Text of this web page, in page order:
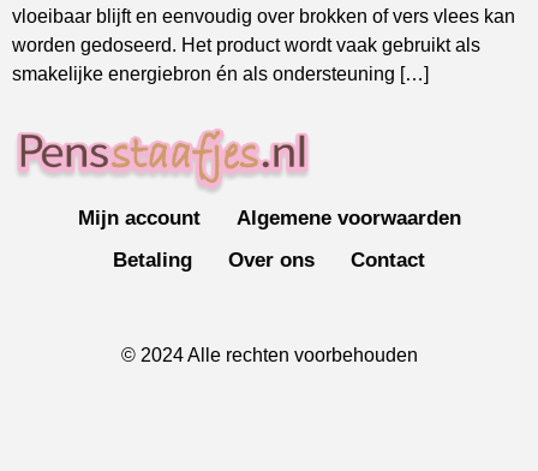
vloeibaar blijft en eenvoudig over brokken of vers vlees kan
worden gedoseerd. Het product wordt vaak gebruikt als
smakelijke energiebron én als ondersteuning […]
Mijn account
Algemene voorwaarden
Betaling
Over ons Contact
© 2024 Alle rechten voorbehouden